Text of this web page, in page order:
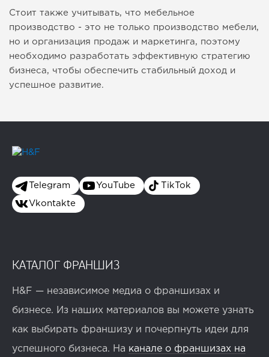
Стоит также учитывать, что мебельное
производство - это не только производство мебели,
но и организация продаж и маркетинга, поэтому
необходимо разработать эффективную стратегию
бизнеса, чтобы обеспечить стабильный доход и
успешное развитие.
Telegram YouTube TikTok
Vkontakte
КАТАЛОГ ФРАНШИЗ
H&F — независимое медиа о франшизах и
бизнесе. Из наших материалов вы можете узнать
как выбирать франшизу и почерпнуть идеи для
успешного бизнеса. На канале о франшизах на